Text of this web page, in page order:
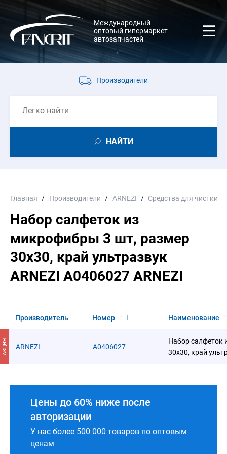
Международный
оптовый гипермаркет
автозапчастей
Производители
НАЙТИ
Главная Производители ARNEZI Средства для чистки,
Набор салфеток из
микрофибры 3 шт, размер
30х30, край ультразвук
ARNEZI A0406027 ARNEZI
Производитель Номер Наименование
АКЦИЯ ARNEZI A0406027
Набор салфеток
30х30, край
Цены до 60% ниже после
авторизации
У нас более 500 000 товаров по оптовым
ценам